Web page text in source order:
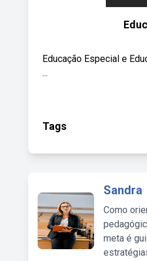
Educação Especial e
...
Tags
Sandra
Como
meta é